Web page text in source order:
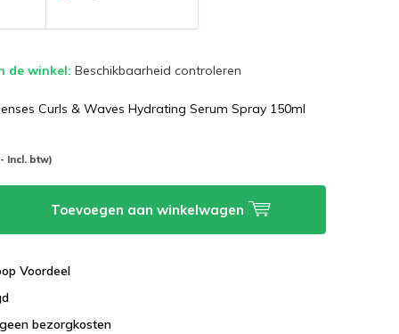
de winkel:Beschikbaarheid controleren
Curls & Waves Hydrating Serum Spray 150ml
Incl. btw)
Toevoegen aan winkelwagen
Voordeel
bezorgkosten